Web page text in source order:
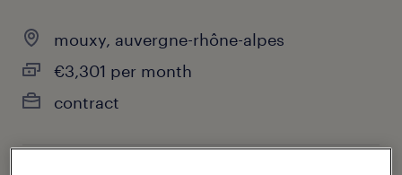
mouxy, auvergne-rhône-alpes
€3,301 per month
contract